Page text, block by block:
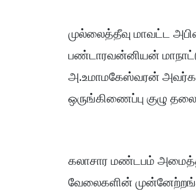
முல்லைத்தீவு மாவட்ட
பண்டாரவன்னியன்
அ.உமாமகேஸ்வரன்
ஒருங்கிணைப்பு குழு
கலாசார மண்டபம்
வேலைகளின்